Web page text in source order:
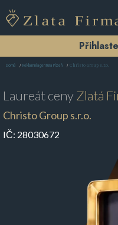
Domů Reklamní agentura Plzeň Christo Group s.r.o.
Laureát cenyZlatá
Christo Group s.r.o.
IČ: 28030672